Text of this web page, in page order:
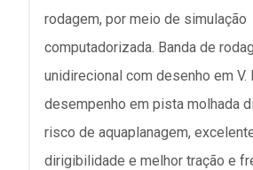
rodagem, por meio de simulação
computadorizada. Banda de
unidirecional com desenho em V.
desempenho em pista molhada
risco de aquaplanagem,
dirigibilidade e melhor tração e